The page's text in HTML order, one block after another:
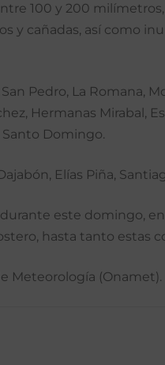
100 y 200
y cañadas, así como
Pedro, La Romana,
Hermanas Mirabal,
Santo Domingo.
Elías Piña,
este domingo,
hasta tanto estas
Meteorología (Onamet).